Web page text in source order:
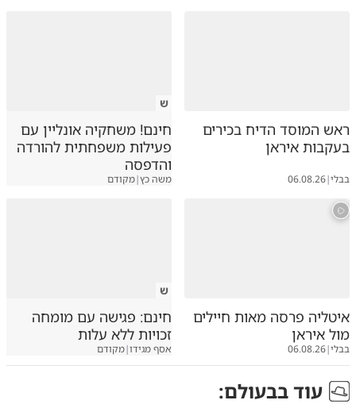
ראש המוסד הדיח בכירים
בעקבות איראן
בבלי|
06.08.26
ש
חינם! משחקיה אונליין עם
פעילות משפחתית להורדה
והדפסה
משה כץ|מקודם
איטליה פרסה מאות חיילים
מול איראן
בבלי|
06.08.26
ש
חינם: פגישה עם מומחה
זכויות ללא עלות
אסף מגידו|מקודם
עוד בבעולם: